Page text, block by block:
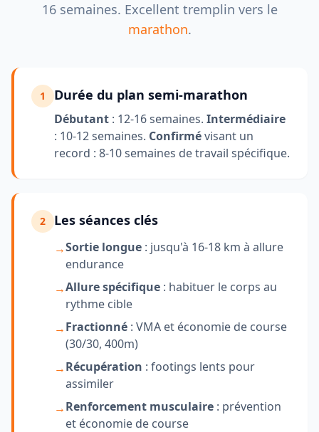
16 semaines. Excellent tremplin vers le
marathon.
1 Durée du plan semi-marathon
Débutant : 12-16 semaines. Intermédiaire
: 10-12 semaines. Confirmévisant un
record : 8-10 semaines de travail spécifique.
2 Les séances clés
→Sortie longue : jusqu'à 16-18 km à allure
endurance
→Allure spécifique : habituer le corps au
rythme cible
→Fractionné : VMA et économie de course
(30/30, 400m)
→Récupération : footings lents pour
assimiler
→Renforcement musculaire : prévention
et économie de course